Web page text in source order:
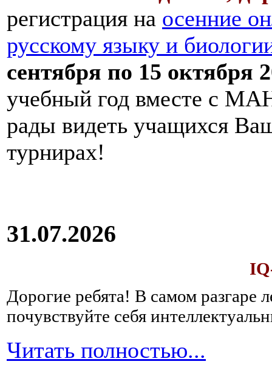
регистрация на осенние
русскому языку и
сентября по 15 октября
учебный год вместе с
рады видеть учащихся
турнирах!
31.07.2026
Дорогие ребята! В самом разгаре
почувствуйте себя
Читать полностью...